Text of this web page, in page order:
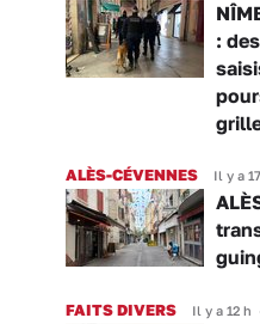
:
ALÈS-CÉVENNES Il y a
FAITS DIVERS Il y a 12 h